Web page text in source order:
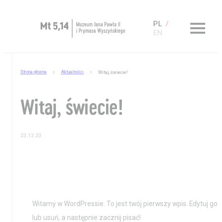
PL
EN
Muzeum dostępne
Strona główna Aktualności Witaj, świecie!
Witaj, świecie!
23.12.23
Witamy w WordPressie. To jest twój pierwszy wpis. Edytuj go
lub usuń, a następnie zacznij pisać!